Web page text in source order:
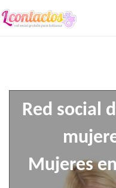
Red social
Mujeres